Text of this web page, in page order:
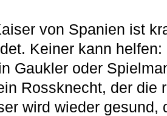
von Spanien ist
Keiner kann
Gaukler oder
Rossknecht, der die
wird wieder gesund,